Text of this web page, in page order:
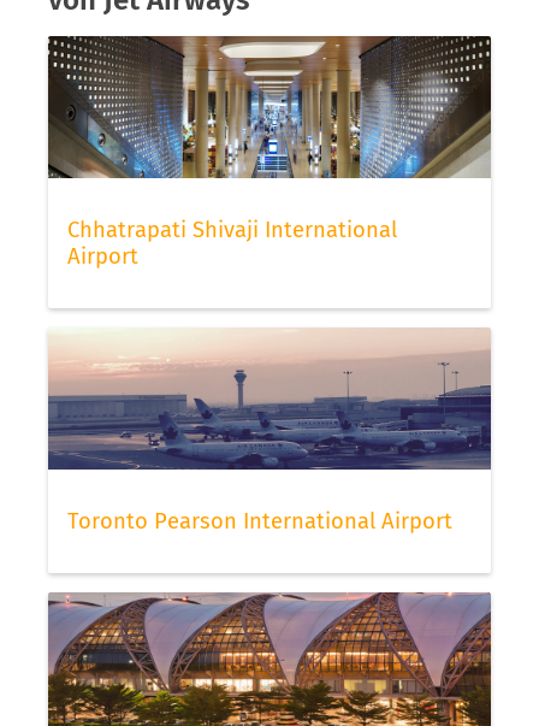
Chhatrapati Shivaji International
Airport
Toronto Pearson International Airport